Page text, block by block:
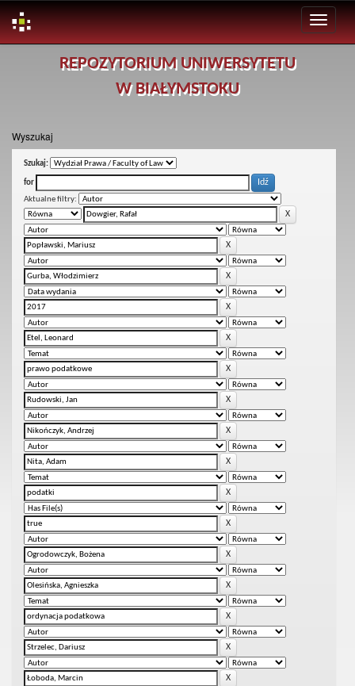
REPOZYTORIUM UNIWERSYTETU
W BIAŁYMSTOKU
Wyszukaj
Szukaj:
for
Aktualne filtry: